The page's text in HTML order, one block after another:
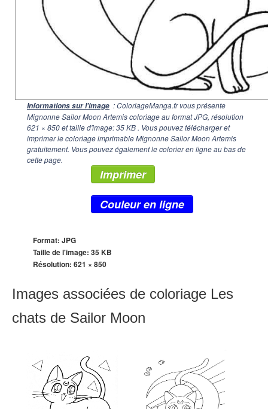
Informations sur l'image : ColoriageManga.fr vous présente
Mignonne Sailor Moon Artemis coloriage au format JPG, résolution
621 × 850et taille d'image: 35 KB . Vous pouvez télécharger et
imprimer le coloriage imprimable Mignonne Sailor Moon Artemis
gratuitement. Vous pouvez également le colorier en ligne au bas de
cette page.
Imprimer
Couleur en ligne
Format: JPG
Taille de l'image: 35 KB
Résolution: 621 × 850
Images associées de coloriage Les
chats de Sailor Moon